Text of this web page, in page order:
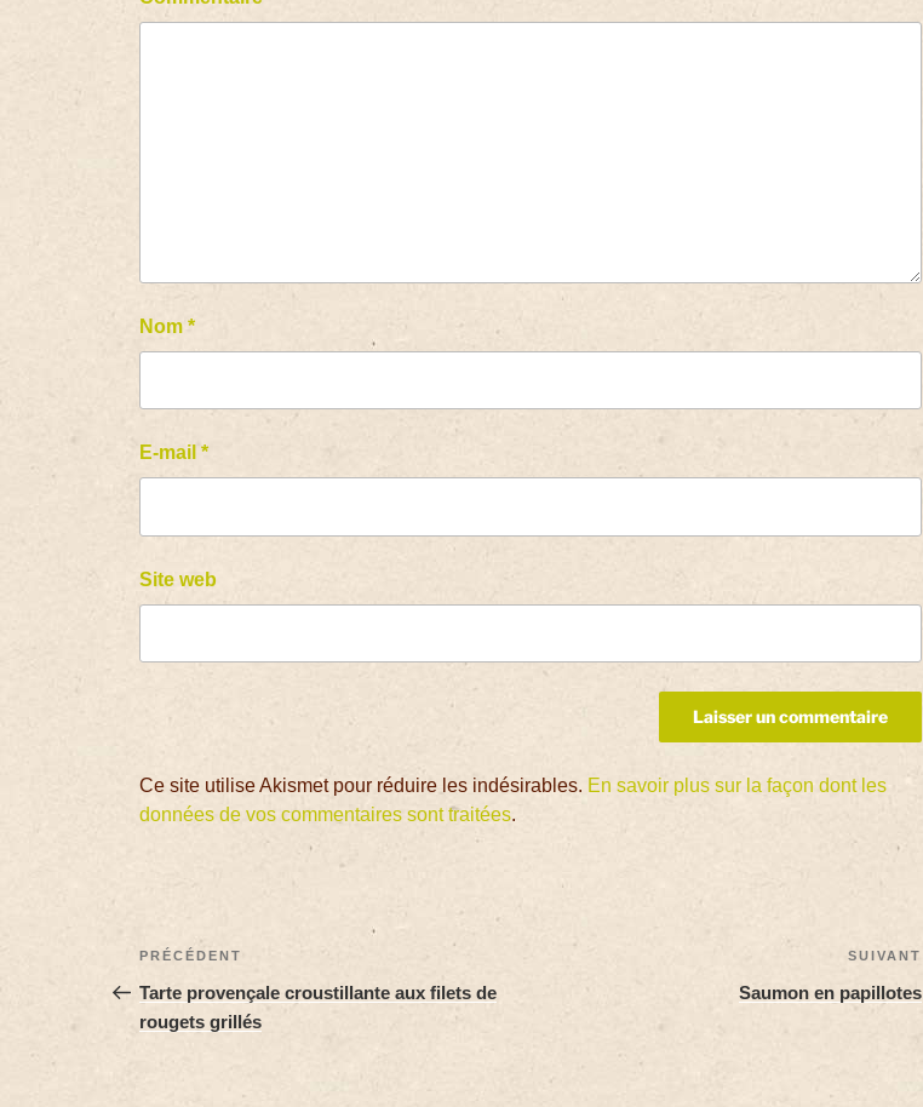
Nom*
E-mail*
Site web
Ce site utilise Akismet pour réduire les indésirables. En savoir plus sur la façon dont les
données de vos commentaires sont traitées.
PRÉCÉDENT
Tarte provençale croustillante aux filets de
rougets grillés
SUIVANT
Saumon en papillotes